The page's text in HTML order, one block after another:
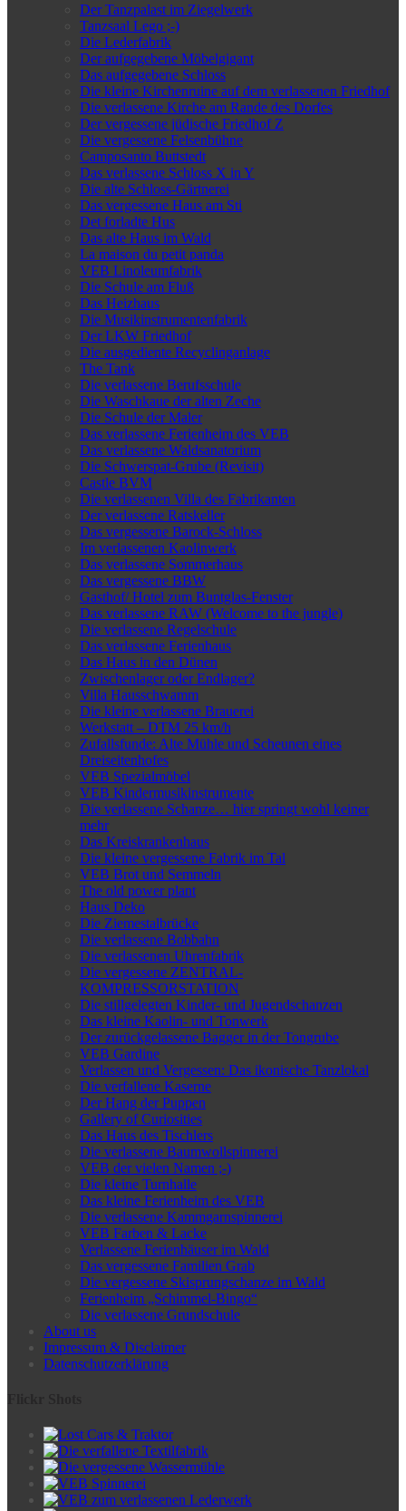
Der Tanzpalast im Ziegelwerk
Tanzsaal Lego ;-)
Die Lederfabrik
Der aufgegebene Möbelgigant
Das aufgegebene Schloss
Die kleine Kirchenruine auf dem verlassenen Friedhof
Die verlassene Kirche am Rande des Dorfes
Der vergessene jüdische Friedhof Z
Die vergessene Felsenbühne
Camposanto Buttstedt
Das verlassene Schloss X in Y
Die alte Schloss-Gärtnerei
Das vergessene Haus am Sti
Det forladte Hus
Das alte Haus im Wald
La maison du petit panda
VEB Linoleumfabrik
Die Schule am Fluß
Das Heizhaus
Die Musikinstrumentenfabrik
Der LKW Friedhof
Die ausgediente Recyclinganlage
The Tank
Die verlassene Berufsschule
Die Waschkaue der alten Zeche
Die Schule der Maler
Das verlassene Ferienheim des VEB
Das verlassene Waldsanatorium
Die Schwerspat-Grube (Revisit)
Castle BVM
Die verlassenen Villa des Fabrikanten
Der verlassene Ratskeller
Das vergessene Barock-Schloss
Im verlassenen Kaolinwerk
Das verlassene Sommerhaus
Das vergessene BBW
Gasthof/ Hotel zum Buntglas-Fenster
Das verlassene RAW (Welcome to the jungle)
Die verlassene Regelschule
Das verlassene Ferienhaus
Das Haus in den Dünen
Zwischenlager oder Endlager?
Villa Hausschwamm
Die kleine verlassene Brauerei
Werkstatt – DTM 25 km/h
Zufallsfunde: Alte Mühle und Scheunen eines
Dreiseitenhofes
VEB Spezialmöbel
VEB Kindermusikinstrumente
Die verlassene Schanze… hier springt wohl keiner
mehr
Das Kreiskrankenhaus
Die kleine vergessene Fabrik im Tal
VEB Brot und Semmeln
The old power plant
Haus Deko
Die Ziemestalbrücke
Die verlassene Bobbahn
Die verlassenen Uhrenfabrik
Die vergessene ZENTRAL-
KOMPRESSORSTATION
Die stillgelegten Kinder- und Jugendschanzen
Das kleine Kaolin- und Tonwerk
Der zurückgelassene Bagger in der Tongrube
VEB Gardine
Verlassen und Vergessen: Das ikonische Tanzlokal
Die verfallene Kaserne
Der Hang der Puppen
Gallery of Curiosities
Das Haus des Tischlers
Die verlassene Baumwollspinnerei
VEB der vielen Namen ;-)
Die kleine Turnhalle
Das kleine Ferienheim des VEB
Die verlassene Kammgarnspinnerei
VEB Farben & Lacke
Verlassene Ferienhäuser im Wald
Das vergessene Familien Grab
Die vergessene Skisprungschanze im Wald
Ferienheim „Schimmel-Bingo“
Die verlassene Grundschule
About us
Impressum & Disclaimer
Datenschutzerklärung